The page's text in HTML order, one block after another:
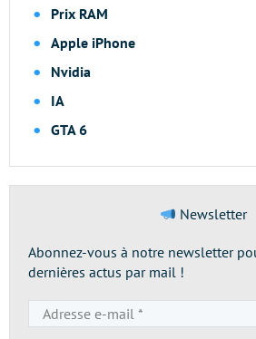
Prix RAM
Apple iPhone
Nvidia
IA
GTA 6
Newsletter
Abonnez-vous à notre newsletter
dernières actus par mail !
e-